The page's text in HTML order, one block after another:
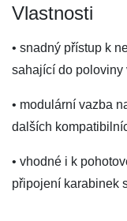
Vlastnosti
• snadný přístup k
sahající do poloviny
• modulární vazba
dalších
• vhodné i k
připojení karabinek